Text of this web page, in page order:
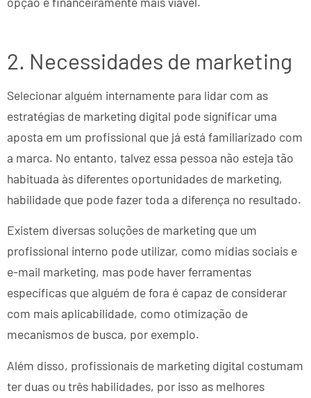
2. Necessidades de marketing
Selecionar alguém internamente para lidar com as
estratégias de marketing digital pode significar uma
aposta em um profissional que já está familiarizado com
a marca. No entanto, talvez essa pessoa não esteja tão
habituada às diferentes oportunidades de marketing,
habilidade que pode fazer toda a diferença no resultado.
Existem diversas soluções de marketing que um
profissional interno pode utilizar, como mídias sociais e
e-mail marketing, mas pode haver ferramentas
específicas que alguém de fora é capaz de considerar
com mais aplicabilidade, como otimização de
mecanismos de busca, por exemplo.
Além disso, profissionais de marketing digital costumam
ter duas ou três habilidades, por isso as melhores